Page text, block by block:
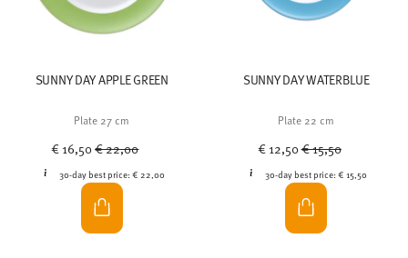
SUNNY DAY APPLE GREEN
Plate 27 cm
€ 16,50Price reduced from
€ 22,00
30-day best price: € 22,00
SUNNY DAY WATERBLUE
Plate 22 cm
€ 12,50Price reduced from
€ 15,50
30-day best price:€ 15,50